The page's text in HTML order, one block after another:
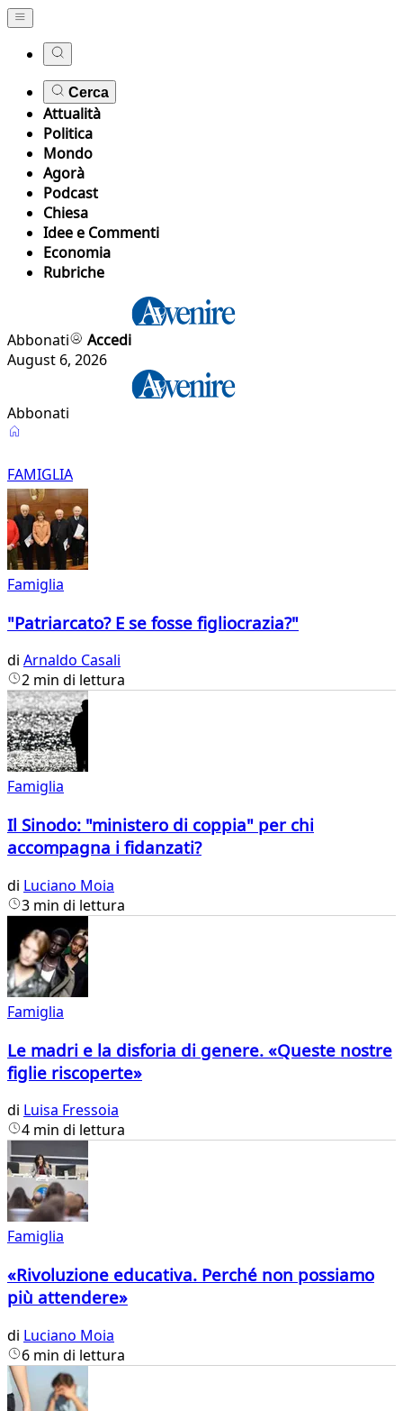
Cerca
Attualità
Politica
Mondo
Agorà
Podcast
Chiesa
Idee e Commenti
Economia
Rubriche
Abbonati
Accedi
August 6, 2026
Abbonati
Famiglia
FAMIGLIA
Famiglia
"Patriarcato? E se fosse figliocrazia?"
di Arnaldo Casali
2 min di lettura
Famiglia
Il Sinodo: "ministero di coppia" per chi
accompagna i fidanzati?
di Luciano Moia
3 min di lettura
Famiglia
Le madri e la disforia di genere. «Queste nostre
figlie riscoperte»
di Luisa Fressoia
4 min di lettura
Famiglia
«Rivoluzione educativa. Perché non possiamo
più attendere»
di Luciano Moia
6 min di lettura